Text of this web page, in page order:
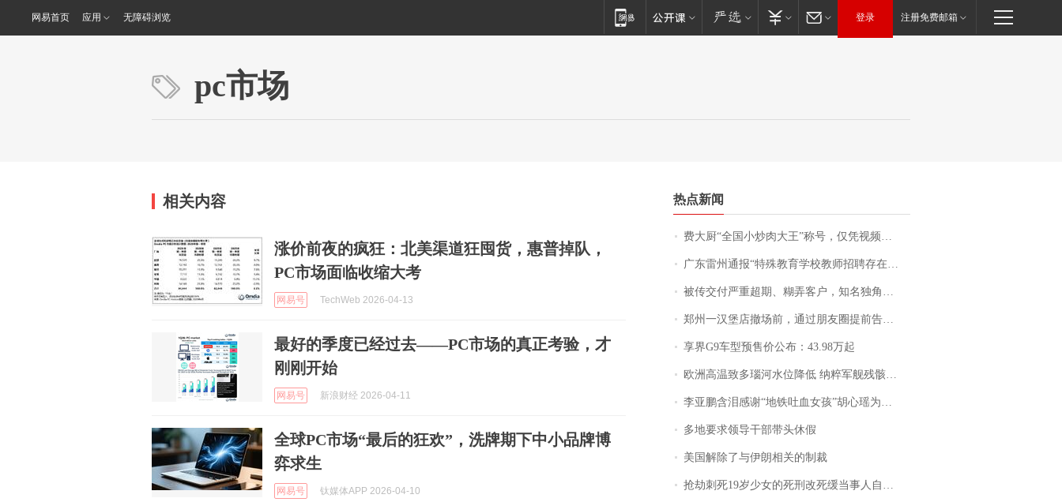
网易首页 应用 无障碍浏览 登录 注册免费邮箱
pc市场
相关内容
涨价前夜的疯狂：北美渠道狂囤货，惠普掉队，
PC市场面临收缩大考
网易号 TechWeb 2026-04-13
最好的季度已经过去——PC市场的真正考验，才
刚刚开始
网易号 新浪财经 2026-04-11
全球PC市场“最后的狂欢”，洗牌期下中小品牌博
弈求生
网易号 钛媒体APP 2026-04-10
热点新闻
费大厨“全国小炒肉大王”称号，仅凭视频评出？中国烹饪协会回应
广东雷州通报“特殊教育学校教师招聘存在违规行为”：已启动问责程序 副校长被停职
被传交付严重超期、糊弄客户，知名独角兽车企创始人回应：都没证据，将依法采取措施，“本人长期与美国交管局保持沟通，对方表示肯定”
郑州一汉堡店撤场前，通过朋友圈提前告知逐一退费，有顾客仅剩1元也全被退回，分文不少；顾客：言而有信，让人感动
享界G9车型预售价公布：43.98万起
欧洲高温致多瑙河水位降低 纳粹军舰残骸重见天日
李亚鹏含泪感谢“地铁吐血女孩”胡心瑶为嫣然天使捐99999元：这份捐赠太沉重，尊重其捐赠意愿，个人向胡心瑶和她的病友之家各捐赠99999元
多地要求领导干部带头休假
美国解除了与伊朗相关的制裁
抢劫刺死19岁少女的死刑改死缓当事人自述：出狱11年间始终刻意躲避被害人家属